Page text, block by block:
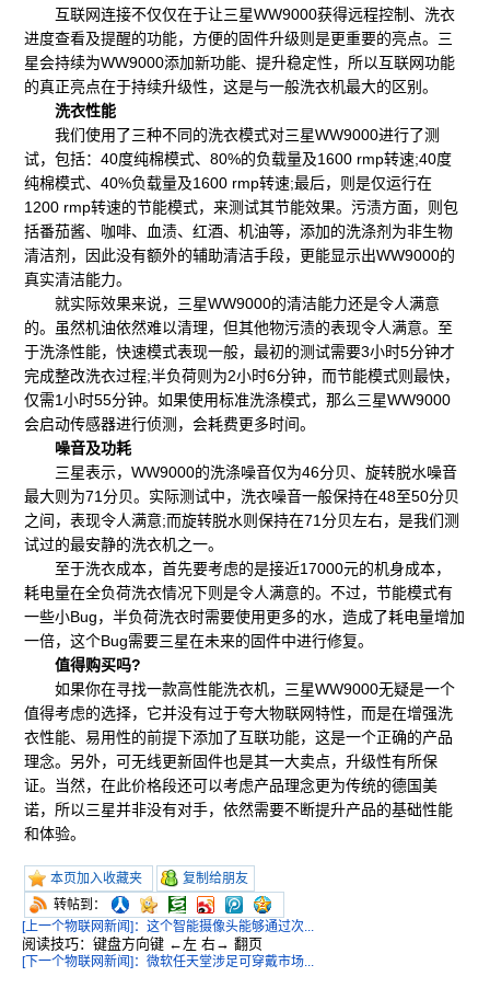
互联网连接不仅仅在于让三星WW9000获得远程控制、洗衣
进度查看及提醒的功能，方便的固件升级则是更重要的亮点。三
星会持续为WW9000添加新功能、提升稳定性，所以互联网功能
的真正亮点在于持续升级性，这是与一般洗衣机最大的区别。
洗衣性能
我们使用了三种不同的洗衣模式对三星WW9000进行了测
试，包括：40度纯棉模式、80%的负载量及1600 rmp转速;40度
纯棉模式、40%负载量及1600 rmp转速;最后，则是仅运行在
1200 rmp转速的节能模式，来测试其节能效果。污渍方面，则包
括番茄酱、咖啡、血渍、红酒、机油等，添加的洗涤剂为非生物
清洁剂，因此没有额外的辅助清洁手段，更能显示出WW9000的
真实清洁能力。
就实际效果来说，三星WW9000的清洁能力还是令人满意
的。虽然机油依然难以清理，但其他物污渍的表现令人满意。至
于洗涤性能，快速模式表现一般，最初的测试需要3小时5分钟才
完成整改洗衣过程;半负荷则为2小时6分钟，而节能模式则最快，
仅需1小时55分钟。如果使用标准洗涤模式，那么三星WW9000
会启动传感器进行侦测，会耗费更多时间。
噪音及功耗
三星表示，WW9000的洗涤噪音仅为46分贝、旋转脱水噪音
最大则为71分贝。实际测试中，洗衣噪音一般保持在48至50分贝
之间，表现令人满意;而旋转脱水则保持在71分贝左右，是我们测
试过的最安静的洗衣机之一。
至于洗衣成本，首先要考虑的是接近17000元的机身成本，
耗电量在全负荷洗衣情况下则是令人满意的。不过，节能模式有
一些小Bug，半负荷洗衣时需要使用更多的水，造成了耗电量增加
一倍，这个Bug需要三星在未来的固件中进行修复。
值得购买吗?
如果你在寻找一款高性能洗衣机，三星WW9000无疑是一个
值得考虑的选择，它并没有过于夸大物联网特性，而是在增强洗
衣性能、易用性的前提下添加了互联功能，这是一个正确的产品
理念。另外，可无线更新固件也是其一大卖点，升级性有所保
证。当然，在此价格段还可以考虑产品理念更为传统的德国美
诺，所以三星并非没有对手，依然需要不断提升产品的基础性能
和体验。
本页加入收藏夹
复制给朋友
转帖到：
[上一个物联网新闻]：这个智能摄像头能够通过次...
阅读技巧：键盘方向键 ←左 右→ 翻页
[下一个物联网新闻]：微软任天堂涉足可穿戴市场...